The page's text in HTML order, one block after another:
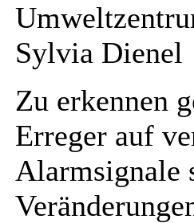
Sylvia Dienel
Zu erkennen
Erreger auf
Alarmsignale